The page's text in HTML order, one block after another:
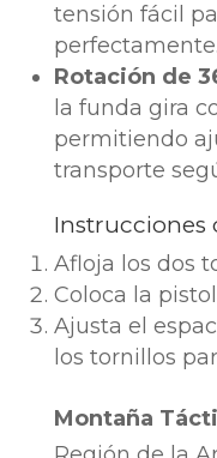
tensión fácil
perfectamente.
Rotación de
la funda gira
permitiendo
transporte
Instrucciones
Afloja los dos
Coloca la
Ajusta el
los tornillos
Montaña